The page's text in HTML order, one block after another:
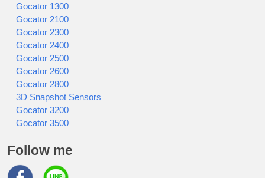
Gocator 1300
Gocator 2100
Gocator 2300
Gocator 2400
Gocator 2500
Gocator 2600
Gocator 2800
3D Snapshot Sensors
Gocator 3200
Gocator 3500
Follow me